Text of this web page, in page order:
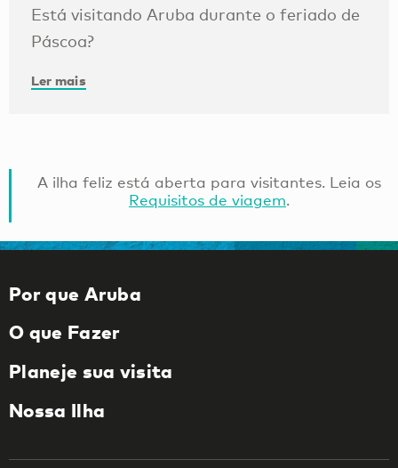
Está visitando Aruba durante o feriado de
Páscoa?
Ler mais
A ilha feliz está aberta para visitantes. Leia os
Requisitos de viagem.
Por que Aruba
O que Fazer
Planeje sua visita
Nossa Ilha